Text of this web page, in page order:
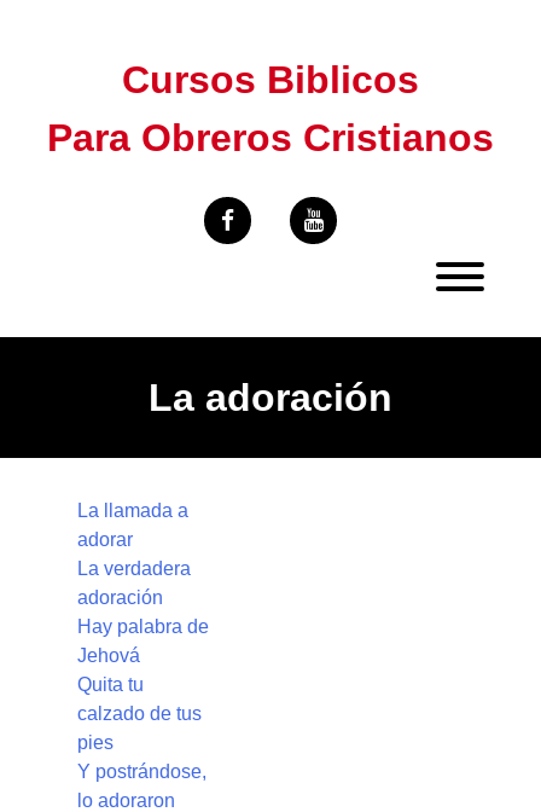
Cursos Biblicos
Para Obreros Cristianos
La adoración
La llamada a
adorar
La verdadera
adoración
Hay palabra de
Jehová
Quita tu
calzado de tus
pies
Y postrándose,
lo adoraron